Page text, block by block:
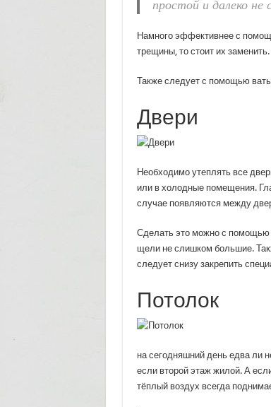
простой и далеко
Намного эффективнее с
трещины, то стоит их
Также следует с помощью
Двери
Необходимо утеплять все
или в холодные помещения.
случае появляются между
Сделать это можно с помощью
щели не слишком большие.
следует снизу закрепить
Потолок
на сегодняшний день едва ли
если второй этаж жилой. А
тёплый воздух всегда